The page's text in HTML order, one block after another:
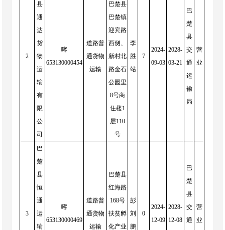
2
县
通
达
货
物
运
输
有
限
公
司
喀
653130000454
道路普
通货物
运输
巴楚县
巴楚镇
迎宾路
西侧、
新村北
路金石
公园里
8号商
住楼1
层110
号
李
胜
站
7
2024-
09-03
2028-
03-21
巴
楚
县
交
通
运
输
局
营
业
3
巴
楚
县
恒
通
运
输
喀
653130000469
道路普
通货物
运输
巴楚县
红海路
168号
扶贫孵
化产业
彭
刘
鹏
0
2024-
12-09
2028-
12-08
巴
楚
县
交
通
营
业